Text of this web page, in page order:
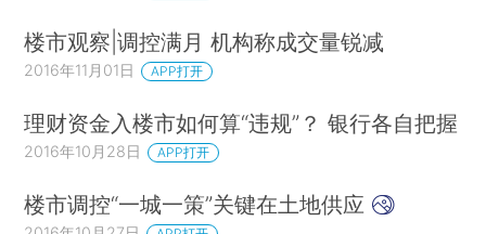
楼市观察|调控满月 机构称成交量锐减
2016年11月01日 APP打开
理财资金入楼市如何算“违规”？ 银行各自把握
2016年10月28日 APP打开
楼市调控“一城一策”关键在土地供应